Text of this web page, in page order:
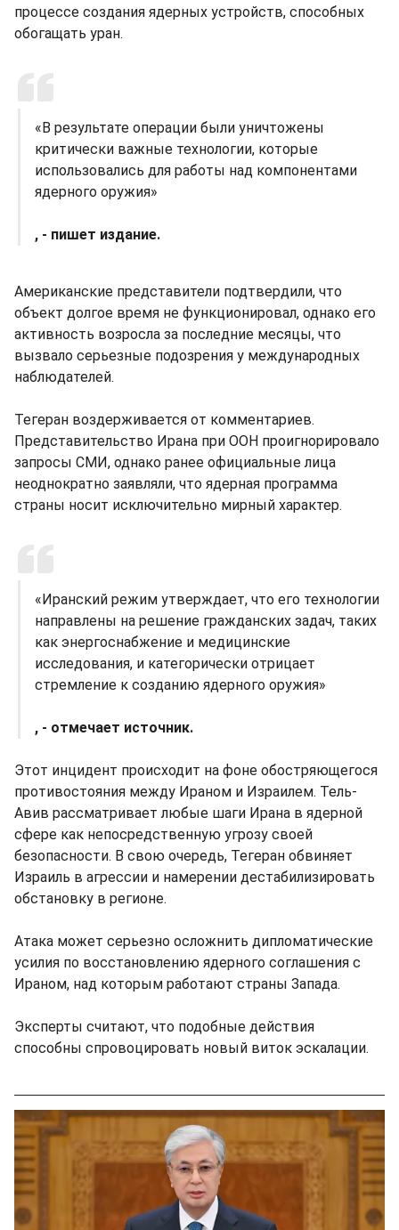
процессе создания ядерных устройств, способных
обогащать уран.
«В результате операции были уничтожены
критически важные технологии, которые
использовались для работы над компонентами
ядерного оружия»
, - пишет издание.
Американские представители подтвердили, что
объект долгое время не функционировал, однако его
активность возросла за последние месяцы, что
вызвало серьезные подозрения у международных
наблюдателей.
Тегеран воздерживается от комментариев.
Представительство Ирана при ООН проигнорировало
запросы СМИ, однако ранее официальные лица
неоднократно заявляли, что ядерная программа
страны носит исключительно мирный характер.
«Иранский режим утверждает, что его технологии
направлены на решение гражданских задач, таких
как энергоснабжение и медицинские
исследования, и категорически отрицает
стремление к созданию ядерного оружия»
, - отмечает источник.
Этот инцидент происходит на фоне обостряющегося
противостояния между Ираном и Израилем. Тель-
Авив рассматривает любые шаги Ирана в ядерной
сфере как непосредственную угрозу своей
безопасности. В свою очередь, Тегеран обвиняет
Израиль в агрессии и намерении дестабилизировать
обстановку в регионе.
Атака может серьезно осложнить дипломатические
усилия по восстановлению ядерного соглашения с
Ираном, над которым работают страны Запада.
Эксперты считают, что подобные действия
способны спровоцировать новый виток эскалации.